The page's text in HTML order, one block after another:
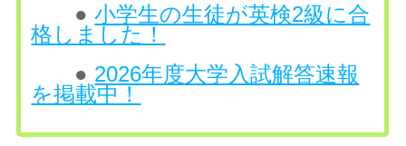
●小学生の生徒が英検2級に合
格しました！
● 2026年度大学入試解答速報
を掲載中！